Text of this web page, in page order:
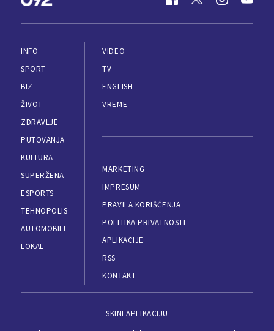
INFO
SPORT
BIZ
ŽIVOT
ZDRAVLJE
PUTOVANJA
KULTURA
SUPERŽENA
ESPORTS
TEHNOPOLIS
AUTOMOBILI
LOKAL
VIDEO
TV
ENGLISH
VREME
MARKETING
IMPRESUM
PRAVILA KORIŠĆENJA
POLITIKA PRIVATNOSTI
APLIKACIJE
RSS
KONTAKT
SKINI APLIKACIJU